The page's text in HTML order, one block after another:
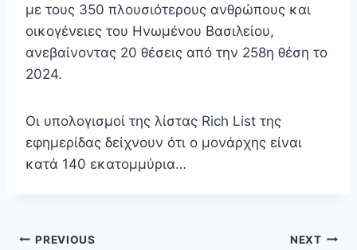
με τους 350 πλουσιότερους ανθρώπους και
οικογένειες του Ηνωμένου Βασιλείου,
ανεβαίνοντας 20 θέσεις από την 258η θέση το
2024.
Οι υπολογισμοί της λίστας Rich List της
εφημερίδας δείχνουν ότι ο μονάρχης είναι
κατά 140 εκατομμύρια…
Πλοήγηση
PREVIOUS NEXT